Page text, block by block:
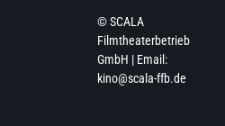
© SCALA
Filmtheaterbetrieb
GmbH | Email:
kino@scala-ffb.de